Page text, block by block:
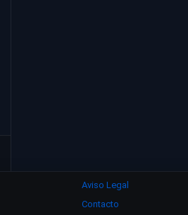
Aviso Legal
Contacto